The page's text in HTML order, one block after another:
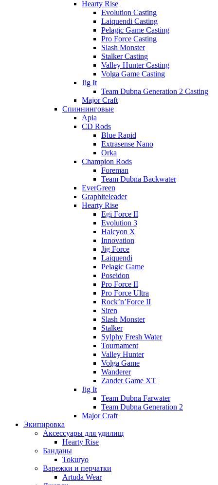
Hearty Rise
Evolution Casting
Laiquendi Casting
Pelagic Game Casting
Pro Force Casting
Slash Monster
Stalker Casting
Valley Hunter Casting
Volga Game Casting
Jig It
Team Dubna Generation 2 Casting
Major Craft
Спиннинговые
Apia
CD Rods
Blue Rapid
Extrasense Nano
Orka
Champion Rods
Foreman
Team Dubna Backwater
EverGreen
Graphiteleader
Hearty Rise
Egi Force II
Evolution 3
Halcyon X
Innovation
Jig Force
Laiquendi
Pelagic Game
Poseidon
Pro Force II
Pro Force Ultra
Rock’n’Force II
Siren
Slash Monster
Stalker
Sylphy Fresh Water
Tournament
Valley Hunter
Volga Game
Wanderer
Zander Game XT
Jig It
Team Dubna Farwater
Team Dubna Generation 2
Major Craft
Экипировка
Аксессуары для удилищ
Hearty Rise
Банданы
Tokuryo
Варежки и перчатки
Artuda Wear